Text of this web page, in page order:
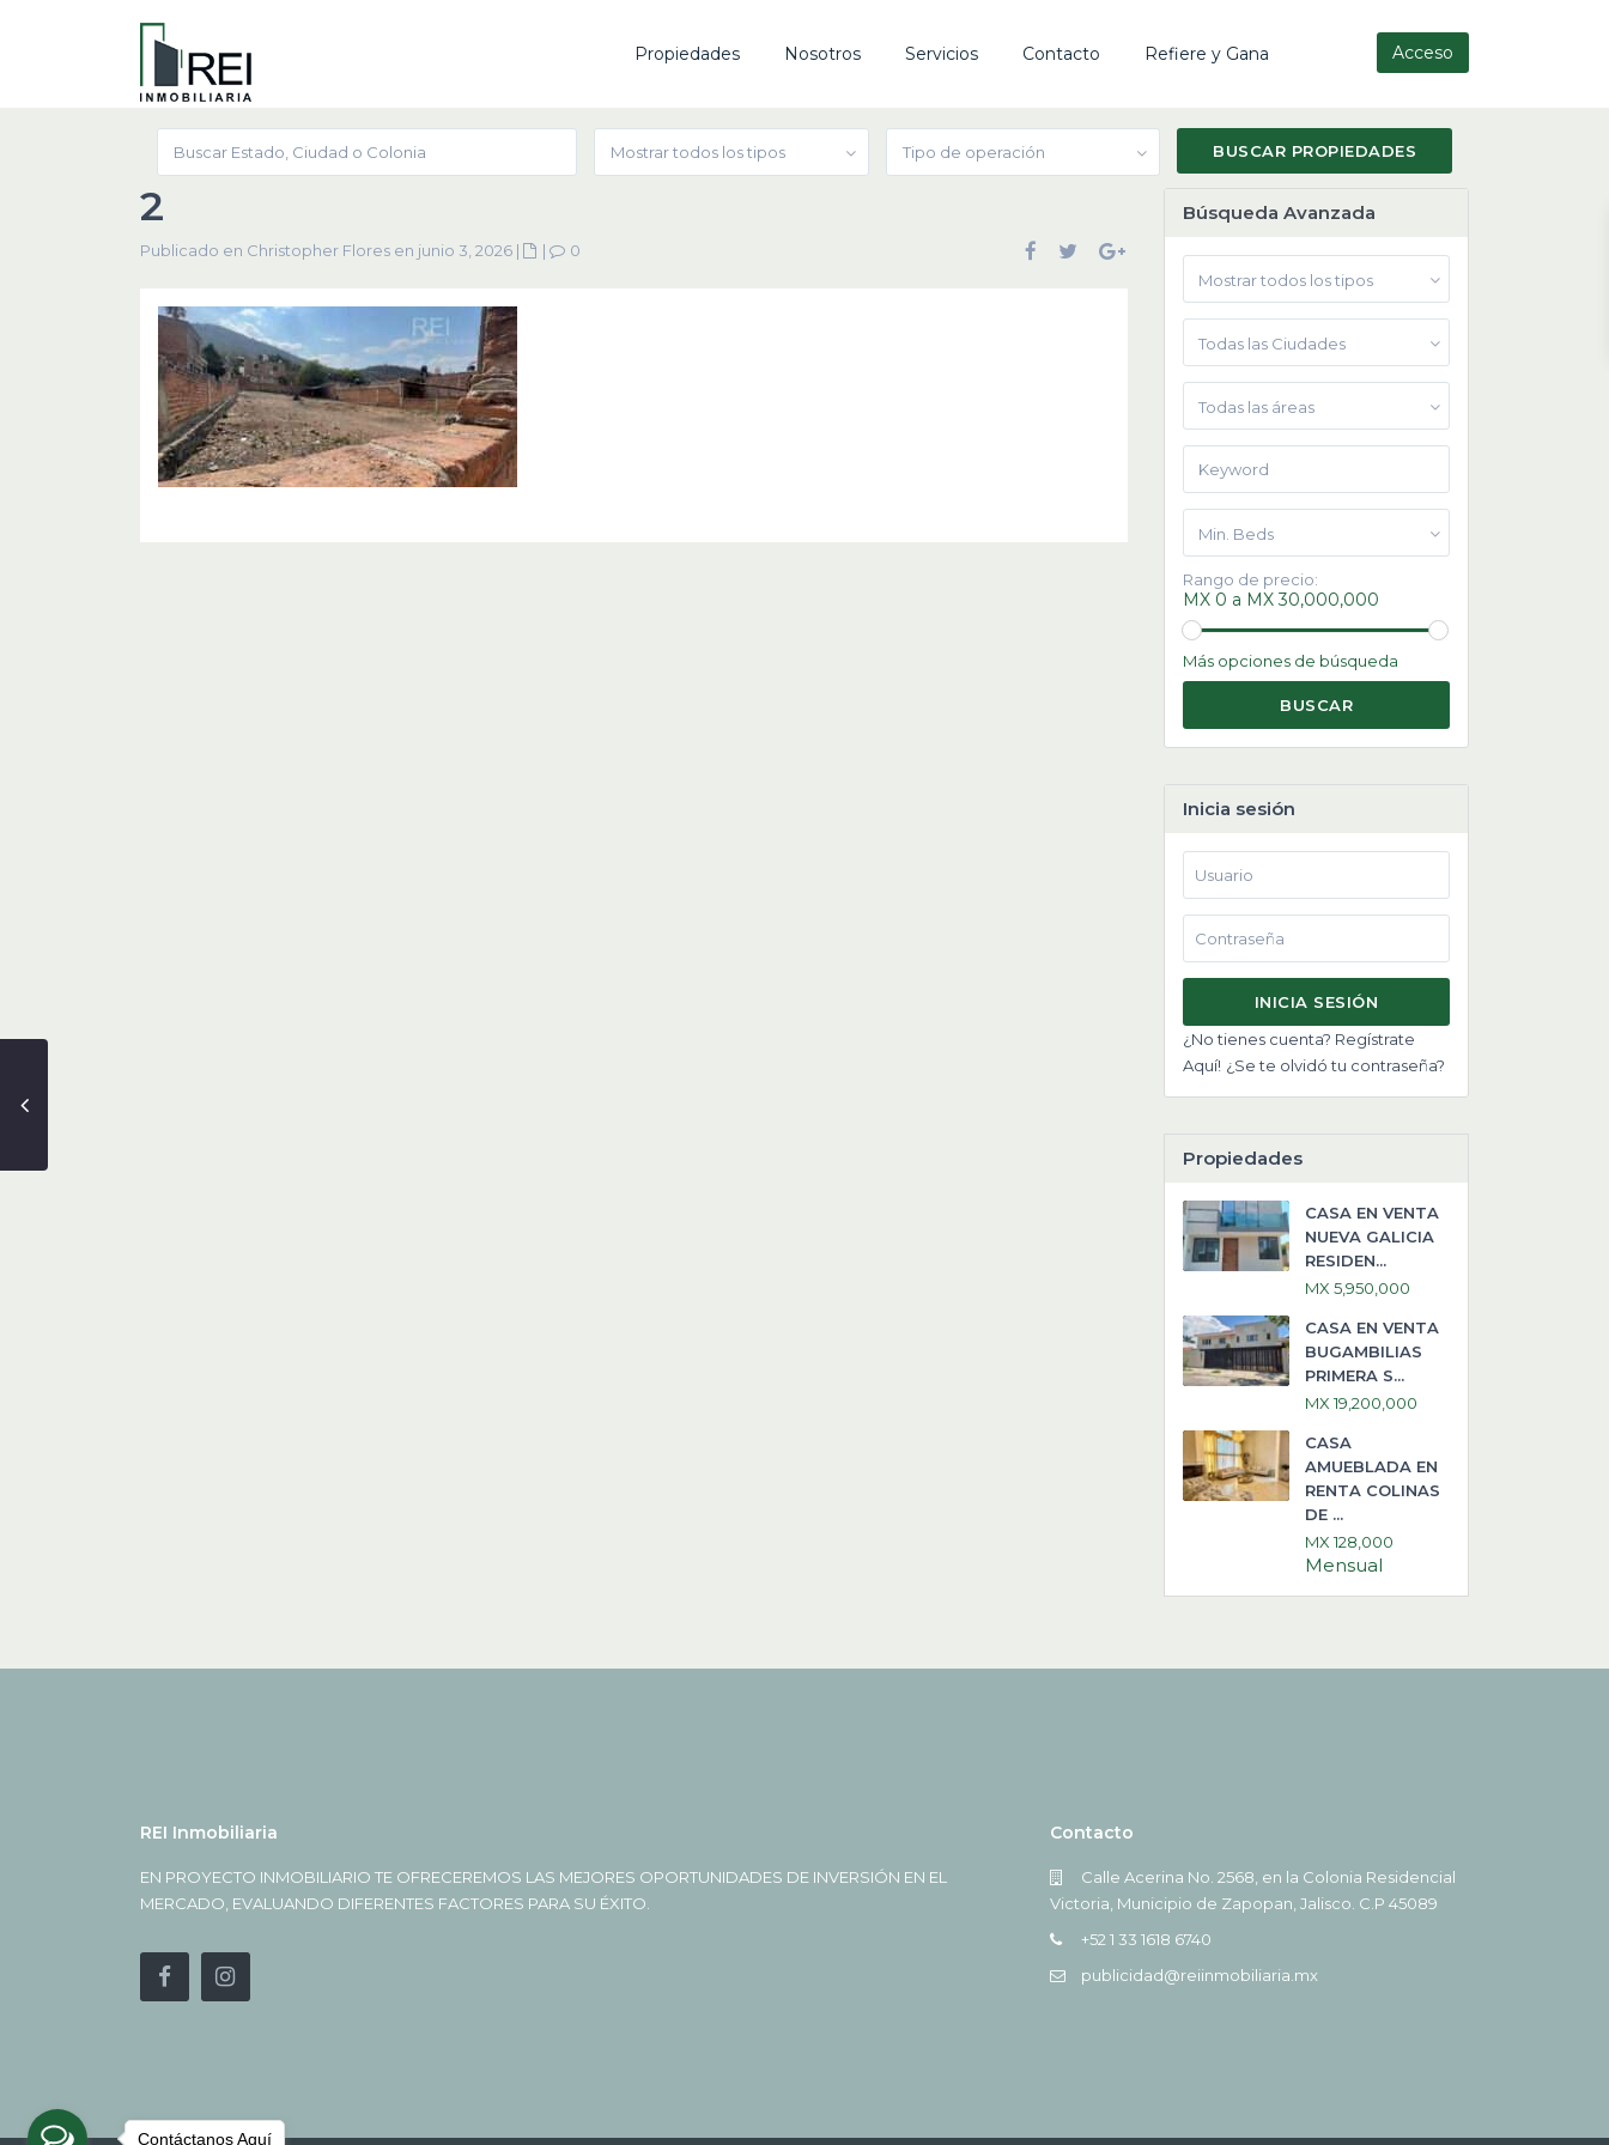
Acceso
Propiedades Nosotros Servicios Contacto Refiere y Gana
Mostrar todos los tipos Tipo de operación
2
Publicado en Christopher Flores en junio 3, 2026 | | 0
Búsqueda Avanzada
Mostrar todos los tipos
Todas las Ciudades
Todas las áreas
Min. Beds
Rango de precio:
MX 0 a MX 30,000,000
Más opciones de búsqueda
BUSCAR
Inicia sesión
INICIA SESIÓN
¿No tienes cuenta? Regístrate
Aquí! ¿Se te olvidó tu contraseña?
Propiedades
CASA EN VENTA
NUEVA GALICIA
RESIDEN...
MX 5,950,000
CASA EN VENTA
BUGAMBILIAS
PRIMERA S...
MX 19,200,000
CASA
AMUEBLADA EN
RENTA COLINAS
DE ...
MX 128,000
Mensual
REI Inmobiliaria
EN PROYECTO INMOBILIARIO TE OFRECEREMOS LAS MEJORES OPORTUNIDADES DE INVERSIÓN EN EL
MERCADO, EVALUANDO DIFERENTES FACTORES PARA SU ÉXITO.
Contacto
Calle Acerina No. 2568, en la Colonia Residencial
Victoria, Municipio de Zapopan, Jalisco. C.P 45089
+52 1 33 1618 6740
publicidad@reiinmobiliaria.mx
Contáctanos Aquí